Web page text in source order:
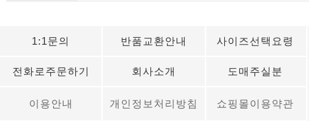
1:1문의 반품교환안내 사이즈선택요령
전화로주문하기 회사소개 도매주실분
이용안내 개인정보처리방침 쇼핑몰이용약관